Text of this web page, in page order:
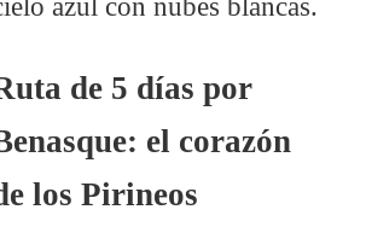
de 5 días por
el corazón
los Pirineos